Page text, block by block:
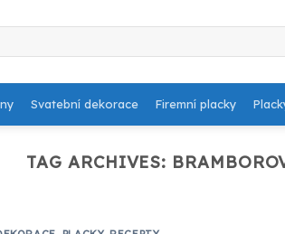
Svatební dekorace Firemní placky
TAG ARCHIVES: